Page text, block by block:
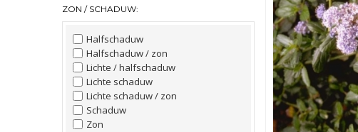
ZON / SCHADUW:
Halfschaduw
Halfschaduw / zon
Lichte / halfschaduw
Lichte schaduw
Lichte schaduw / zon
Schaduw
Zon